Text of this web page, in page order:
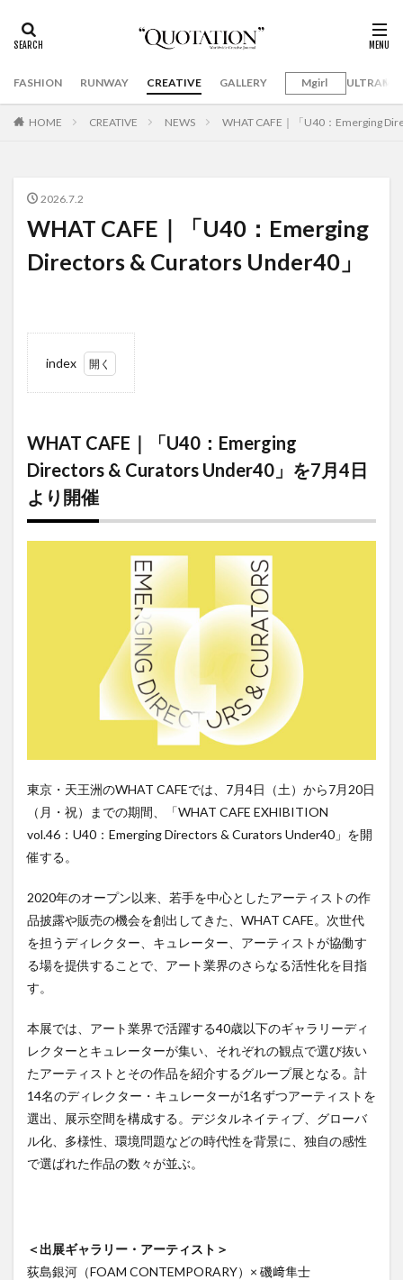
FASHION RUNWAY CREATIVE GALLERY Mgirl
HOME CREATIVE NEWS WHAT CAFE｜「U40：Emerging
2026.7.2
WHAT CAFE｜「U40：Emerging
Directors & Curators Under40」
index
1
WHAT
Emerging
Directors
& Curators
Under40」
を7月4日
より開催
WHAT CAFE｜「U40：Emerging
Directors & Curators Under40」を7月4日
より開催
東京・天王洲のWHAT CAFEでは、7月4日（土）から7月20日
（月・祝）までの期間、「WHAT CAFE EXHIBITION
vol.46：U40：Emerging Directors & Curators Under40」を開
催する。
2020年のオープン以来、若手を中心としたアーティストの作
品披露や販売の機会を創出してきた、WHAT CAFE。次世代
を担うディレクター、キュレーター、アーティストが協働す
る場を提供することで、アート業界のさらなる活性化を目指
す。
本展では、アート業界で活躍する40歳以下のギャラリーディ
レクターとキュレーターが集い、それぞれの観点で選び抜い
たアーティストとその作品を紹介するグループ展となる。計
14名のディレクター・キュレーターが1名ずつアーティストを
選出、展示空間を構成する。デジタルネイティブ、グローバ
ル化、多様性、環境問題などの時代性を背景に、独自の感性
で選ばれた作品の数々が並ぶ。
＜出展ギャラリー・アーティスト＞
荻島銀河（FOAM CONTEMPORARY）× 磯﨑隼士